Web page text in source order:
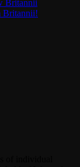
Britannii
Britannii!